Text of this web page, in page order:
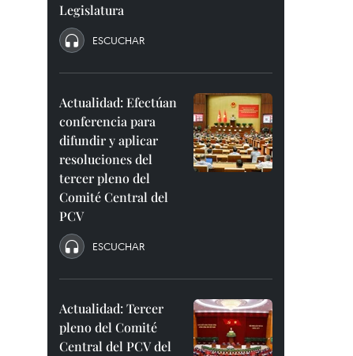
Legislatura
ESCUCHAR
Actualidad: Efectúan
conferencia para
difundir y aplicar
resoluciones del
tercer pleno del
Comité Central del
PCV
ESCUCHAR
Actualidad: Tercer
pleno del Comité
Central del PCV del